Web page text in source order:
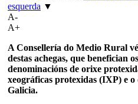
esquerda ▼
A-
A+
A Consellería do Medio Rural
destas achegas, que benefician
denominacións de orixe
xeográficas protexidas (IXP) e
Galicia.